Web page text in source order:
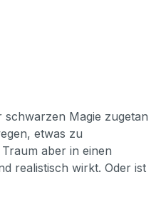
Magie zugetan
etwas zu
aber in einen
realistisch wirkt. Oder ist